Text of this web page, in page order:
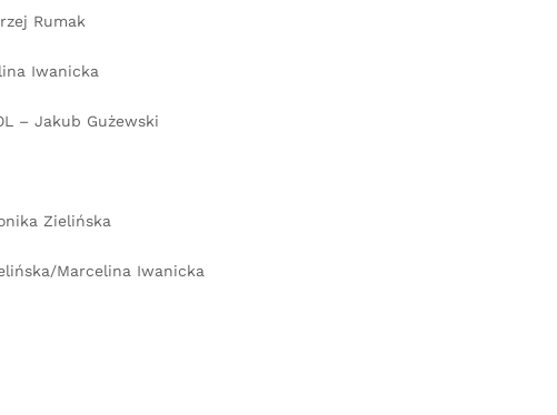
Rumak
Iwanicka
– Jakub Gużewski
Zielińska
Marcelina Iwanicka